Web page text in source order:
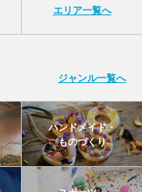
エリア一覧へ
ジャンル一覧へ
ハンドメイド・
ものづくり